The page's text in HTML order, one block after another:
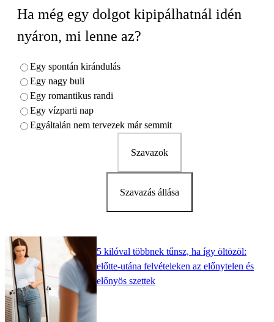
Ha még egy dolgot kipipálhatnál idén
nyáron, mi lenne az?
Egy spontán kirándulás
Egy nagy buli
Egy romantikus randi
Egy vízparti nap
Egyáltalán nem tervezek már semmit
Szavazok
Szavazás állása
5 kilóval többnek tűnsz, ha így öltözöl:
előtte-utána felvételeken az előnytelen és
előnyös szettek